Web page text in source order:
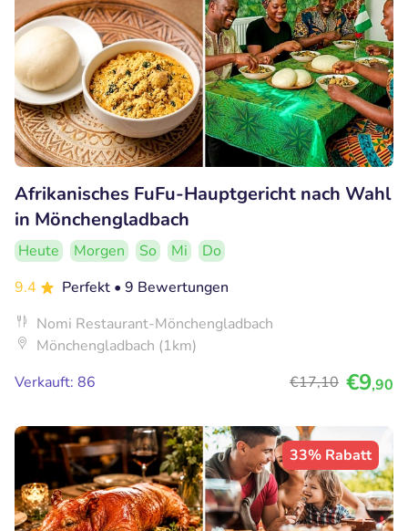
Afrikanisches FuFu-Hauptgericht nach Wahl
in Mönchengladbach
Heute Morgen So Mi
Do
9.4
Perfekt • 9 Bewertungen
Nomi Restaurant-Mönchengladbach
Mönchengladbach (1km)
Verkauft: 86
€17,10 €9,90
33% Rabatt